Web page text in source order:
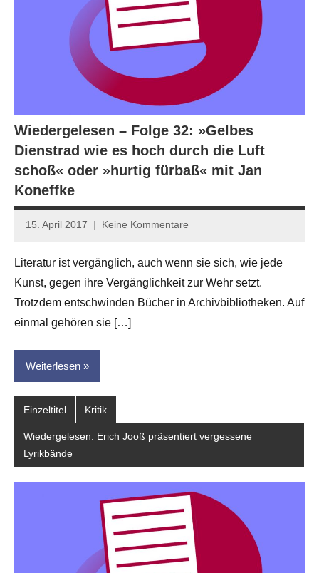
Wiedergelesen – Folge 32: »Gelbes
Dienstrad wie es hoch durch die Luft
schoß« oder »hurtig fürbaß« mit Jan
Koneffke
15. April 2017
Anton
Leitner
Keine Kommentare
Literatur ist vergänglich, auch wenn sie sich, wie jede
Kunst, gegen ihre Vergänglichkeit zur Wehr setzt.
Trotzdem entschwinden Bücher in Archivbibliotheken. Auf
einmal gehören sie […]
Weiterlesen
Einzeltitel Kritik
Wiedergelesen: Erich Jooß präsentiert vergessene
Lyrikbände